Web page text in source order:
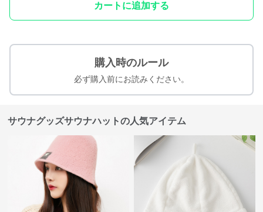
カートに追加する
購入時のルール
必ず購入前にお読みください。
サウナグッズサウナハットの人気アイテム